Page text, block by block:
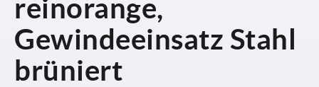
reinorange,
Gewindeeinsatz Stahl
brüniert